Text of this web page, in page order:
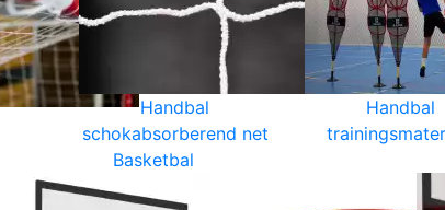
Handbal
schokabsorberend net
Handbal
Basketbal